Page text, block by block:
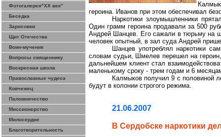
Фотогалерея"ХХ век"
Беседка
Зарисовки
Щит Отечества
Воин-мученик
Вопросы священнику
Воскресная школа
Православные чудеса
Ковчежец
Паломничество
Миссионерство
Милосердие
Благотворительность
героина. Иванов при этом обеспечивал
Наркотики злоумышленники
Один грамм героина продавали за 500
Андрей Шанцев. Его сажали в тюрьму на
человек опытный, в зал суда Андрей
Шанцев употреблял наркотики
словам судьи, Шмелев перешел на
дальнейшем клиент стал
маленькому сроку - трем годам и 6
Калмыков получил 9 с половиной
будут в колонии строгого режима.
21.06.2007
В Сердобске наркотики